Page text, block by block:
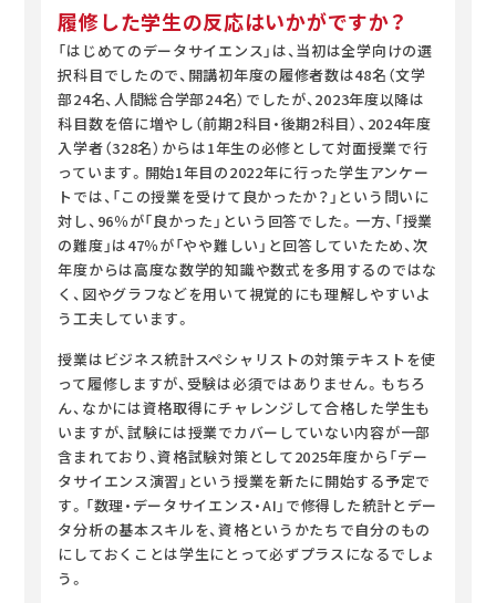
履修した学生の反応はいかがですか？
「はじめてのデータサイエンス」は、当初は全学向けの選
択科目でしたので、開講初年度の履修者数は48名（文学
部24名、人間総合学部24名）でしたが、2023年度以降は
科目数を倍に増やし（前期2科目・後期2科目）、2024年度
入学者（328名）からは1年生の必修として対面授業で行
っています。開始1年目の2022年に行った学生アンケー
トでは、「この授業を受けて良かったか？」という問いに
対し、96％が「良かった」という回答でした。一方、「授業
の難度」は47％が「やや難しい」と回答していたため、次
年度からは高度な数学的知識や数式を多用するのではな
く、図やグラフなどを用いて視覚的にも理解しやすいよ
う工夫しています。
授業はビジネス統計スペシャリストの対策テキストを使
って履修しますが、受験は必須ではありません。もちろ
ん、なかには資格取得にチャレンジして合格した学生も
いますが、試験には授業でカバーしていない内容が一部
含まれており、資格試験対策として2025年度から「デー
タサイエンス演習」という授業を新たに開始する予定で
す。「数理・データサイエンス・AI」で修得した統計とデー
タ分析の基本スキルを、資格というかたちで自分のもの
にしておくことは学生にとって必ずプラスになるでしょ
う。